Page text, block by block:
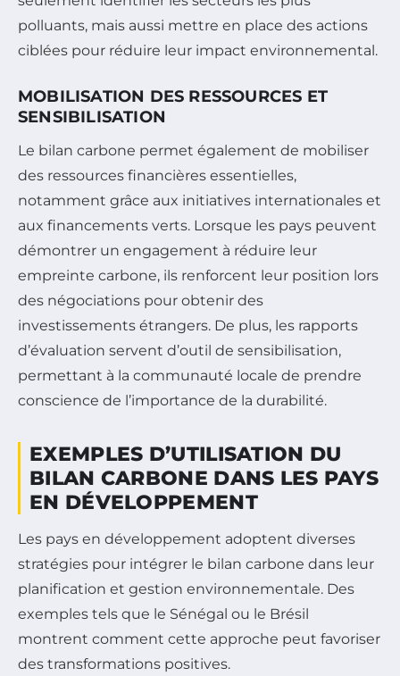
polluants, mais aussi mettre en place des actions
ciblées pour réduire leur impact environnemental.
MOBILISATION DES RESSOURCES ET
SENSIBILISATION
Le bilan carbone permet également de mobiliser
des ressources financières essentielles,
notamment grâce aux initiatives internationales et
aux financements verts. Lorsque les pays peuvent
démontrer un engagement à réduire leur
empreinte carbone, ils renforcent leur position lors
des négociations pour obtenir des
investissements étrangers. De plus, les rapports
d’évaluation servent d’outil de sensibilisation,
permettant à la communauté locale de prendre
conscience de l’importance de la durabilité.
EXEMPLES D’UTILISATION DU
BILAN CARBONE DANS LES PAYS
EN DÉVELOPPEMENT
Les pays en développement adoptent diverses
stratégies pour intégrer le bilan carbone dans leur
planification et gestion environnementale. Des
exemples tels que le Sénégal ou le Brésil
montrent comment cette approche peut favoriser
des transformations positives.